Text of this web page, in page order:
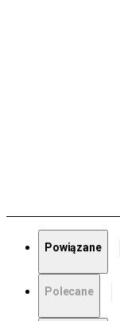
Powiązane
Polecane